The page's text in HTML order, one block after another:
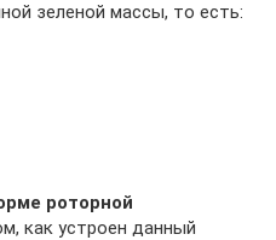
зеленой массы, то есть:
роторной
как устроен данный